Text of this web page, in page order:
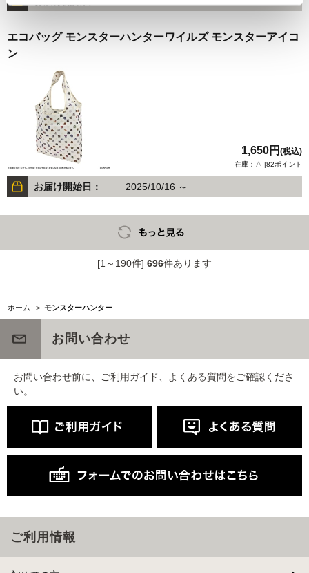
エコバッグ モンスターハンターワイルズ モンスターアイコ
ン
1,650円 (税込)
在庫：△ |82ポイント
お届け開始日： 2025/10/16 ～
[1～190件] 696件あります
ホーム > モンスターハンター
お問い合わせ
お問い合わせ前に、ご利用ガイド、よくある質問をご確認くださ
い。
ご利用情報